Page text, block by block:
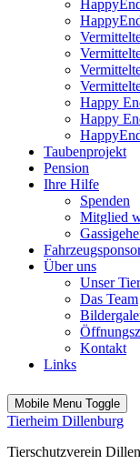
Happy
Happy
Taubenprojekt
Pension
Ihre Hilfe
Spenden
Mitglied
Über uns
Unser
Das Team
Kontakt
Links
Mobile Menu Toggle
Tierheim Dillenburg
Tierschutzverein